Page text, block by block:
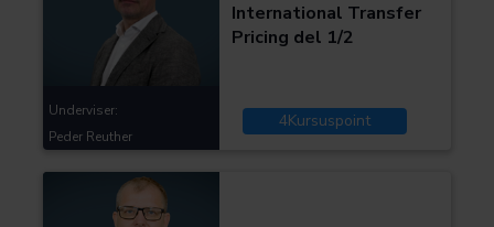
International Transfer
Pricing del 1/2
4Kursuspoint
Underviser:
Peder Reuther